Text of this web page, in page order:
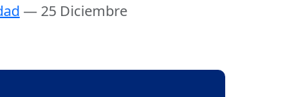
— 25 Diciembre